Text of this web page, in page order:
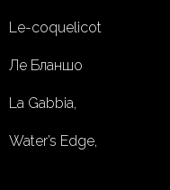
Le-coquelicot
Ле Бланшо
La Gabbia,
Water’s Edge,